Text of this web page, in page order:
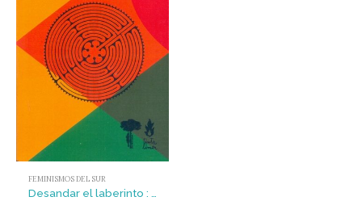
FEMINISMOS DEL SUR
Desandar el laberinto : Introspección en la feminidad contemporánea